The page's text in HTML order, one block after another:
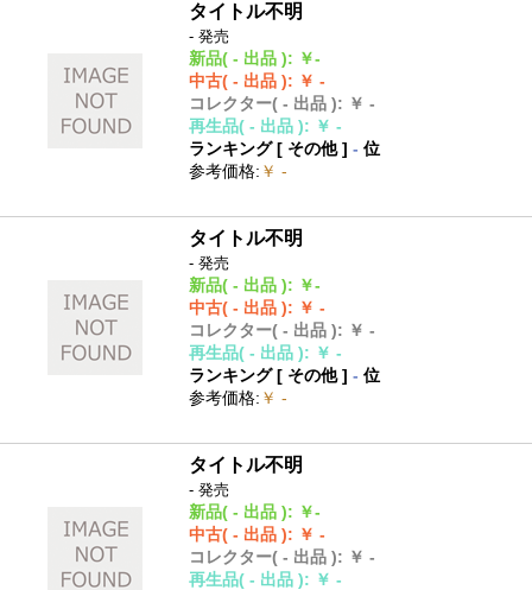
タイトル不明
- 発売
新品( - 出品 ): ￥-
中古( - 出品 ): ￥ -
コレクター( - 出品 ): ￥ -
再生品( - 出品 ): ￥ -
ランキング [ その他]- 位
参考価格: ￥ -
タイトル不明
- 発売
新品( - 出品 ): ￥-
中古( - 出品 ): ￥ -
コレクター( - 出品 ): ￥ -
再生品( - 出品 ): ￥ -
ランキング [ その他]- 位
参考価格: ￥ -
タイトル不明
- 発売
新品( - 出品 ): ￥-
中古( - 出品 ): ￥ -
コレクター( - 出品 ): ￥ -
再生品( - 出品 ): ￥ -